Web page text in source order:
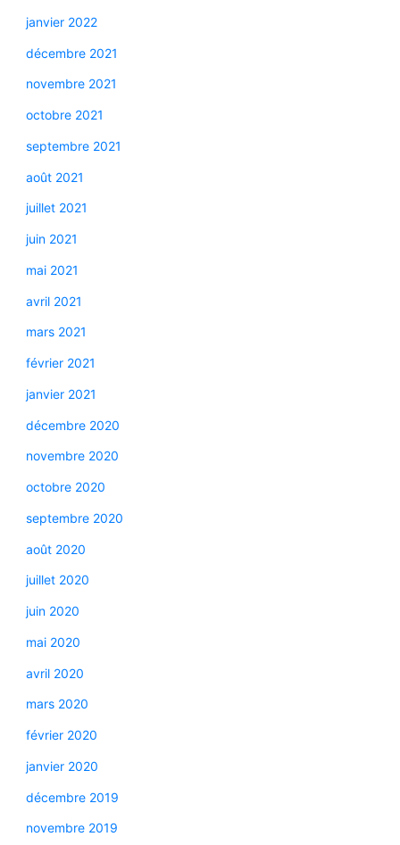
janvier 2022
décembre 2021
novembre 2021
octobre 2021
septembre 2021
août 2021
juillet 2021
juin 2021
mai 2021
avril 2021
mars 2021
février 2021
janvier 2021
décembre 2020
novembre 2020
octobre 2020
septembre 2020
août 2020
juillet 2020
juin 2020
mai 2020
avril 2020
mars 2020
février 2020
janvier 2020
décembre 2019
novembre 2019